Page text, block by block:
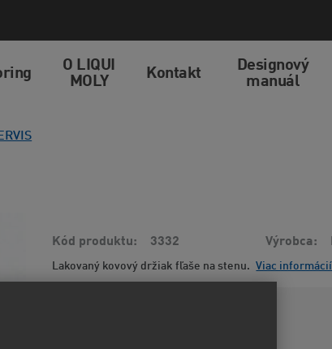
O LIQUI
MOLY
Kontakt
Designový
manuál
Kód produktu 3332 Výrobca
Lakovaný kovový držiak fľaše na stenu. Viac informácií